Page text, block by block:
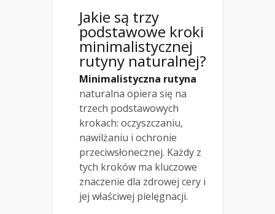
Jakie są trzy
podstawowe kroki
minimalistycznej
rutyny naturalnej?
Minimalistyczna rutyna
naturalna opiera się na
trzech podstawowych
krokach: oczyszczaniu,
nawilżaniu i ochronie
przeciwsłonecznej. Każdy z
tych kroków ma kluczowe
znaczenie dla zdrowej cery i
jej właściwej pielęgnacji.